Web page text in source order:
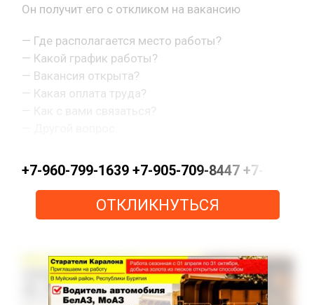
Он получит его с откликом на вакансию
— Где располагается место работы?
— Какой график работы?
— Вакансия открыта?
— Какая оплата труда?
+7-960-799-1639 +7-905-709-8447 +7-963-
ОТКЛИКНУТЬСЯ